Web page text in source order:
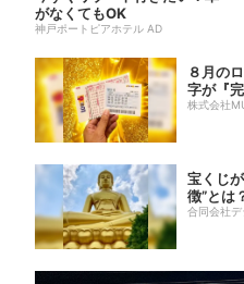
がなくてもOK
神戸ポートピアホテル AD
８月の
字が『
株式会社
宝くじ
徴”とは
合同会社